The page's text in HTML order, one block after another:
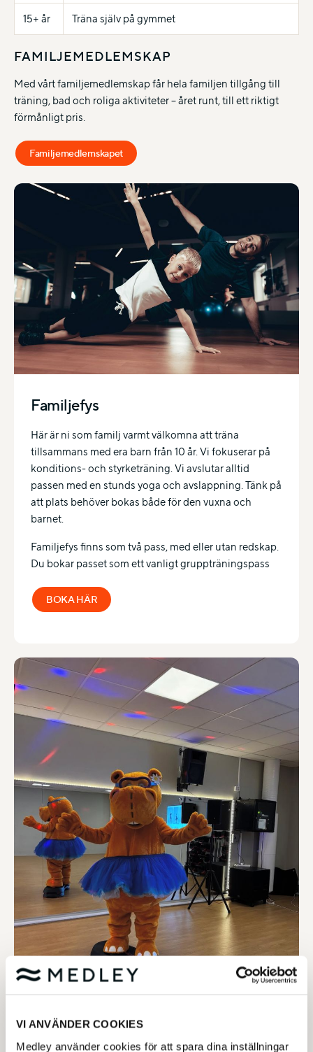
VI ANVÄNDER COOKIES
Medley använder cookies för att spara dina inställningar
15+ år
Träna själv på gymmet
FAMILJEMEDLEMSKAP
Med vårt familjemedlemskap får hela familjen tillgång till
träning, bad och roliga aktiviteter – året runt, till ett riktigt
förmånligt pris.
Familjemedlemskapet
Familjefys
Här är ni som familj varmt välkomna att träna
tillsammans med era barn från 10 år. Vi fokuserar på
konditions- och styrketräning. Vi avslutar alltid
passen med en stunds yoga och avslappning. Tänk på
att plats behöver bokas både för den vuxna och
barnet.
Familjefys finns som två pass, med eller utan redskap.
Du bokar passet som ett vanligt gruppträningspass
BOKA HÄR